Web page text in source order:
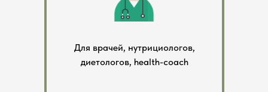
Для врачей, нутрициологов,
диетологов, health-coach